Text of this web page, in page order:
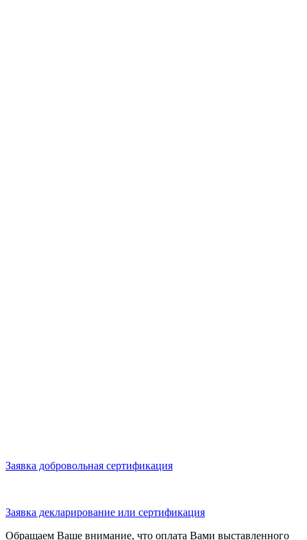
Заявка добровольная сертификация
Заявка декларирование или сертификация
Обращаем Ваше внимание, что оплата Вами выставленного